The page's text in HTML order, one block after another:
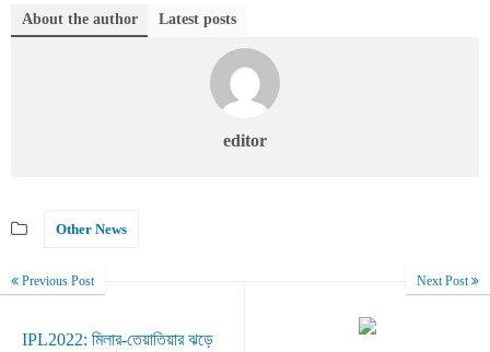
About the author Latest posts
editor
Other News
Previous Post
IPL2022: মিলার-তেয়াতিয়ার ঝড়ে
Next Post